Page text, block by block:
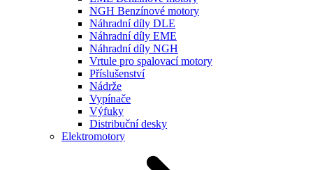
NGH Benzínové motory
Náhradní díly DLE
Náhradní díly EME
Náhradní díly NGH
Vrtule pro spalovací motory
Příslušenství
Nádrže
Vypínače
Výfuky
Distribuční desky
Elektromotory